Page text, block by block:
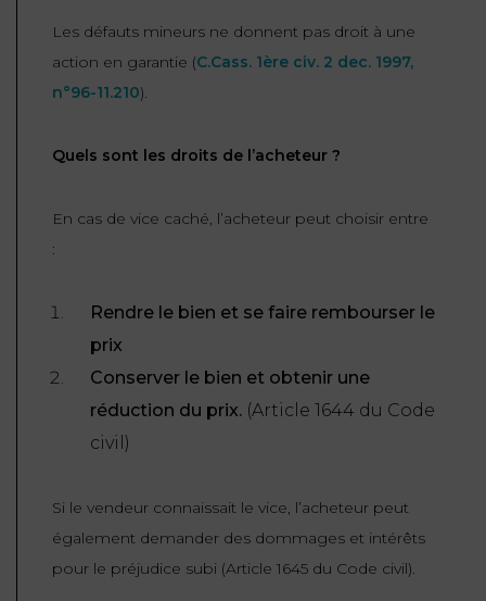
Les défauts mineurs ne donnent pas droit à une
action en garantie (C.Cass. 1ère civ. 2 dec. 1997,
n°96-11.210).
Quels sont les droits de l’acheteur ?
En cas de vice caché, l’acheteur peut choisir entre
:
Rendre le bien et se faire rembourser le
prix
Conserver le bien et obtenir une
réduction du prix. (Article 1644 du Code
civil )
Si le vendeur connaissait le vice, l’acheteur peut
également demander des dommages et intérêts
pour le préjudice subi (Article 1645 du Code civil).